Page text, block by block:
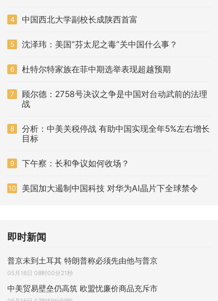
4 中国西北大学副校长成陕西首富
5 沈泽玮：美国“芬太尼之毒”关中国什么事？
6 杜特尔特家族在菲中期选举表现超越预期
7
顾尔德：2758号决议之争是中国对台动武前的法理
战
8
分析：中美关税停战 有助中国实现全年5%左右增长
目标
9 下午察：长和争议如何收场？
10 美国加大遏制中国科技 对华为AI晶片下全球禁令
即时新闻
普京未到土耳其 特朗普称必须先由他与普京
05月16日 08时00分21秒
中美贸易壁垒仍高筑 欧盟忧廉价商品充斥市